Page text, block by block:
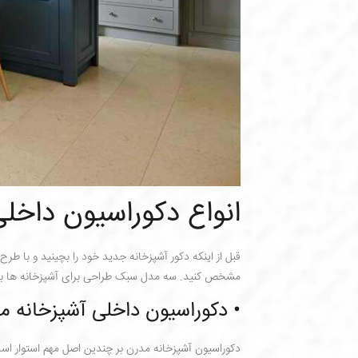
انواع دکوراسیون
قبل از اینکه دکور آشپزخانه جدید خود را بچینید و
مشخص کنید. سه مدل سبک طراحی برای آشپزخانه ها
• دکوراسیون داخلی آشپزخانه
دکوراسیون آشپزخانه مدرن بر چندین اصل مهم استوار
برای مشاوره طراحی